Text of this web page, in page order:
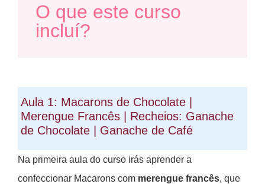
O que este curso
incluí?
Aula 1: Macarons de Chocolate |
Merengue Francês | Recheios: Ganache
de Chocolate | Ganache de Café
Na primeira aula do curso irás aprender a
confeccionar Macarons com merengue francês, que